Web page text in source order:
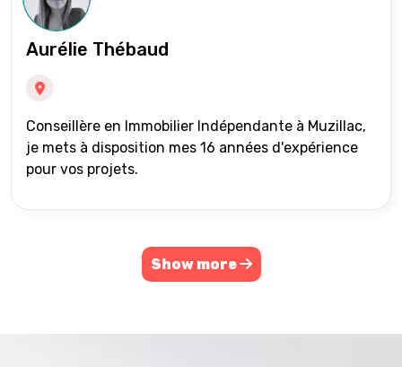
Aurélie Thébaud
Conseillère en Immobilier Indépendante à Muzillac,
je mets à disposition mes 16 années d'expérience
pour vos projets.
Show more